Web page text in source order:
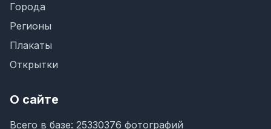
Города
Регионы
Плакаты
Открытки
О сайте
Всего в базе: 25330376 фотографий